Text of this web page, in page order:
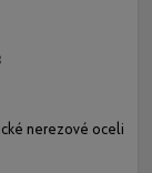
nerezové oceli